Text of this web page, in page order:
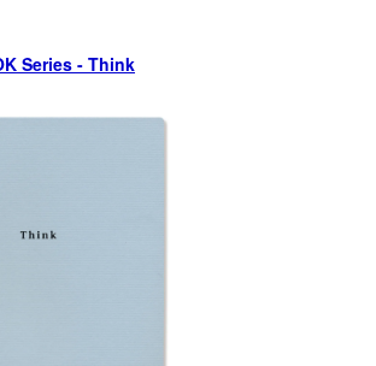
Series - Think